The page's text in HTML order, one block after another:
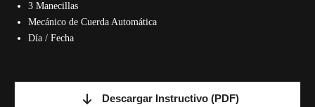
3 Manecillas
Mecánico de Cuerda Automática
Día / Fecha
Descargar Instructivo (PDF)